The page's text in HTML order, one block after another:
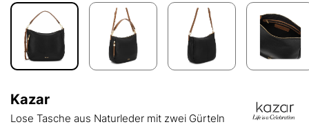
Kazar
Lose Tasche aus Naturleder mit zwei Gürteln